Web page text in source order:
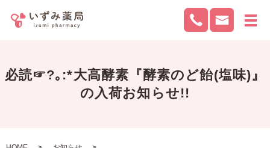
メ
必読☞?｡:*大高酵素『酵素のど飴(塩味)』
の入荷お知らせ!!